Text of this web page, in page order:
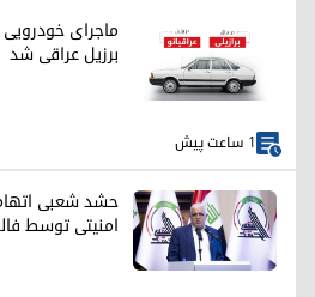
ماجرای
برزیل عراقی شد
1 ساعت پیش
حشد شعبی
امنیتی توسط